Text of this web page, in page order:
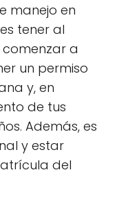
manejo en
tener al
a
un permiso
y, en
de tus
Además, es
y estar
del